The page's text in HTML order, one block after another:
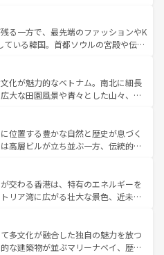
、新着のハワイ情報
照してほしい。
も充実しており、サーフィンやダイ
ど、アウトドア好きにはたまらな
多彩な魅力を存分に味わいつくそ
帯である台湾東部など、都市の喧騒
しており、訪れる人に新しい発見と
る。また、奥深い台湾の食文化も魅
イーツなど、バラエティ豊かな料理
。 なお、新着の台湾情報は コンテンツ一覧を参
る一方で、最先端のファッションやK
ている韓国。首都ソウルの宮殿や伝統
ば四季折々の自然美を楽しむことが
チや焼肉、絶品のストリートフード
料理が待っている。夜には、韓国な
、韓国の多彩な魅力を心ゆくまで味
わってみてほしい。 なお、新着の韓国情報はコンテンツ一
化が魅力的なベトナム。南北に細長
大な田園風景や青々とした山々、世
が息づく。ハノイの古い町並みやホ
統治時代の建物も、独特の雰囲気を
、バラエティの豊かさとおいしさで
ミー、ベトナムコーヒーなどは、ぜ
どの地域を訪れてもあたたかい人々
るので、きっと忘れられない旅にな
位置する豊かな自然と歴史が息づく
高層ビルが立ち並ぶ一方、伝統的な
。北部ではチェンマイなどの山岳地
南部ではプーケットやクラビの美し
分を楽しむことができる。タイ料理
温暖で、どの季節にも異なる楽しみ
やすいタイの人々、仏教を中心とし
観光資源が、訪れる旅人を魅了し続
交わる香港は、特有のエネルギーを
リア湾に広がる壮大な景色、近未来
動するはず。観光スポットが密集し
ころを回れるのも魅力。息をのむよ
体験まで、香港を存分に楽しみ尽く
多文化が融合した独自の魅力を放つ
な建築物が並ぶマリーナベイ、歴史